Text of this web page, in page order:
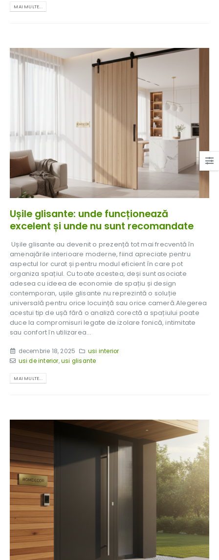
MAI MULTE...
Ușile glisante: unde funcționează
excelent și unde nu sunt recomandate
Ușile glisante au devenit o prezență tot mai frecventă în
amenajările interioare moderne, fiind apreciate pentru
aspectul lor curat și pentru modul eficient în care pot
organiza spațiul. Cu toate acestea, deși sunt asociate
adesea cu ideea de economie de spațiu și design
contemporan, ușile glisante nu reprezintă o soluție
universală pentru orice locuință sau orice cameră.Alegerea
acestui tip de ușă fără o analiză corectă a spațiului poate
duce la compromisuri legate de izolare fonică, intimitate
sau confort în utilizarea...
decembrie 18, 2025
usi interior
usi de interior,usi glisante
MAI MULTE...